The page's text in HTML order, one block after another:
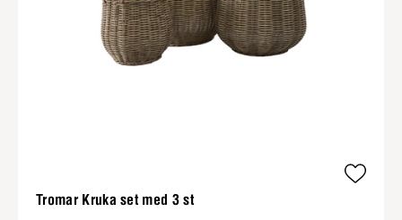
Tromar Kruka set med 3 st